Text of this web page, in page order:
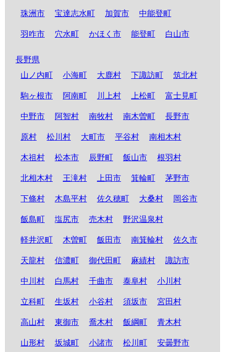
珠洲市 宝達志水町 加賀市 中能登町
羽咋市 穴水町 かほく市 能登町 白山市
長野県
山ノ内町
小海町 大鹿村 下諏訪町 筑北村
駒ヶ根市 阿南町 川上村 上松町 富士見町
中野市 阿智村 南牧村 南木曽町 長野市
原村 松川村 大町市 平谷村 南相木村
木祖村 松本市 辰野町 飯山市 根羽村
北相木村 王滝村 上田市 箕輪町 茅野市
下條村 木島平村 佐久穂町 大桑村 岡谷市
飯島町 塩尻市 売木村 野沢温泉村
軽井沢町 木曽町 飯田市 南箕輪村 佐久市
天龍村 信濃町 御代田町 麻績村 諏訪市
中川村 白馬村 千曲市 泰阜村 小川村
立科町 生坂村 小谷村 須坂市 宮田村
高山村 東御市 喬木村 飯綱町 青木村
山形村 坂城町 小諸市 松川町 安曇野市